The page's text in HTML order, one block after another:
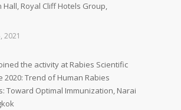
Hall, Royal Cliff Hotels Group,
2021
the activity at Rabies Scientific
2020: Trend of Human Rabies
Toward Optimal Immunization, Narai